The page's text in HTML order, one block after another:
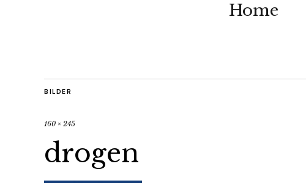
Home
BILDER
160 × 245
drogen